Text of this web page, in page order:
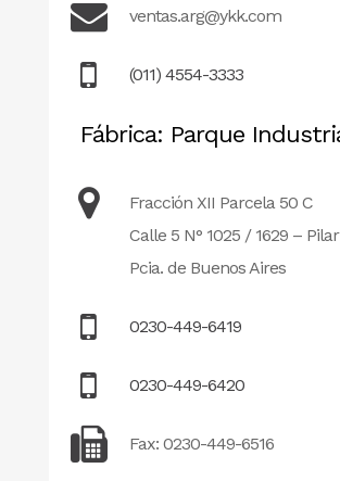
ventas.arg@ykk.com
(011) 4554-3333
Fábrica: Parque
Fracción XII Parcela 50 C
Calle 5 N° 1025 / 1629 – Pilar
Pcia. de Buenos Aires
0230-449-6419
0230-449-6420
Fax: 0230-449-6516